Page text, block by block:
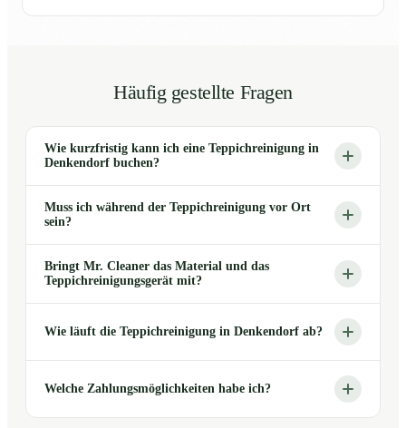
Häufig gestellte Fragen
Wie kurzfristig kann ich eine Teppichreinigung in
Denkendorf buchen?
Muss ich während der Teppichreinigung vor Ort
sein?
Bringt Mr. Cleaner das Material und das
Teppichreinigungsgerät mit?
Wie läuft die Teppichreinigung in Denkendorf ab?
Welche Zahlungsmöglichkeiten habe ich?